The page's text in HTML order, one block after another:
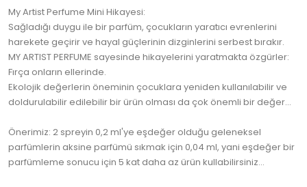
My Artist Perfume Mini Hikayesi:
Sağladığı duygu ile bir parfüm, çocukların yaratıcı evrenlerini
harekete geçirir ve hayal güçlerinin dizginlerini serbest bırakır.
MY ARTIST PERFUME sayesinde hikayelerini yaratmakta özgürler:
Fırça onların ellerinde.
Ekolojik değerlerin öneminin çocuklara yeniden kullanılabilir ve
doldurulabilir edilebilir bir ürün olması da çok önemli bir değer...
Önerimiz: 2 spreyin 0,2 ml'ye eşdeğer olduğu geleneksel
parfümlerin aksine parfümü sıkmak için 0,04 ml, yani eşdeğer bir
parfümleme sonucu için 5 kat daha az ürün kullabilirsiniz...